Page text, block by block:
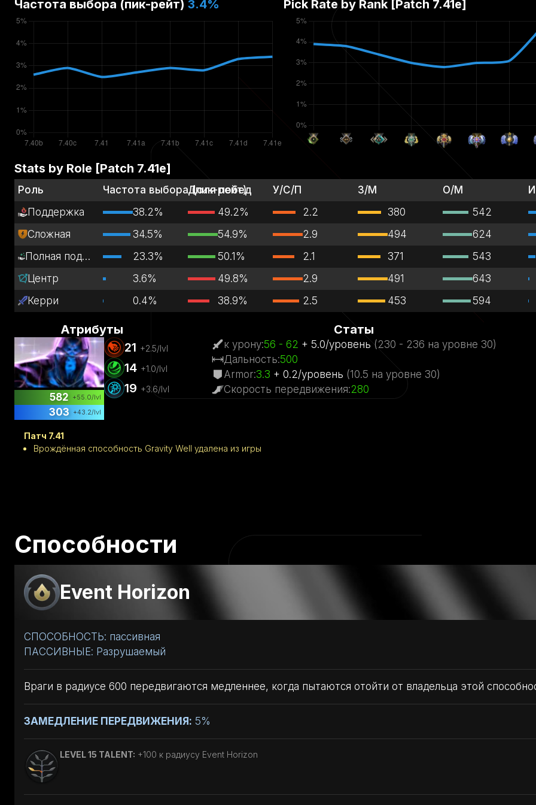
Частота выбора (пик-рейт) 3.4% Pick Rate by Rank [Patch7.41e]
Stats by Role [Patch 7.41e]
Роль Частота выбора (пик-рейт)
Доля побед У/С/П З/М О/М
Поддержка
38.2% 49.2% 2.2 380
542
Сложная
34.5% 54.9% 2.9 494
624
Полная поддержка
23.3% 50.1% 2.1 371
543
Центр
3.6% 49.8% 2.9 491
643
Керри
0.4% 38.9% 2.5 453 594
Атрибуты
582 +55.0/lvl
303 +43.2/lvl
21 +2.5/lvl
14 +1.0/lvl
19 +3.6/lvl
Статы
к урону:56 - 62 + 5.0/уровень (230 - 236 на уровне 30)
Дальность:500
Armor:3.3 + 0.2/уровень (10.5 на уровне 30)
Скорость передвижения:280
Патч 7.41
Врождённая способность Gravity Well удалена из игры
Способности
Event Horizon
СПОСОБНОСТЬ: пассивная
ПАССИВНЫЕ: Разрушаемый
Враги в радиусе 600 передвигаются медленнее, когда пытаются отойти от владельца этой
ЗАМЕДЛЕНИЕ ПЕРЕДВИЖЕНИЯ: 5%
LEVEL 15 TALENT: +100 к радиусу Event Horizon